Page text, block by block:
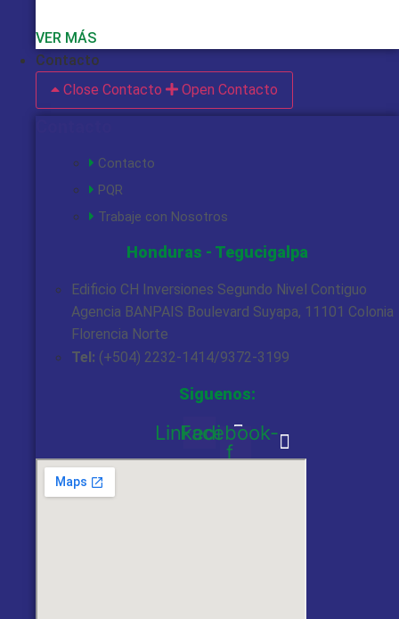
VER MÁS
Contacto
Close Contacto
Open Contacto
Contacto
PQR
Trabaje con Nosotros
Honduras - Tegucigalpa
Edificio CH Inversiones Segundo Nivel Contiguo
Agencia BANPAIS Boulevard Suyapa, 11101 Colonia
Florencia Norte
Tel: (+504) 2232-1414/9372-3199
Siguenos:
Linkedin
Facebook-
f